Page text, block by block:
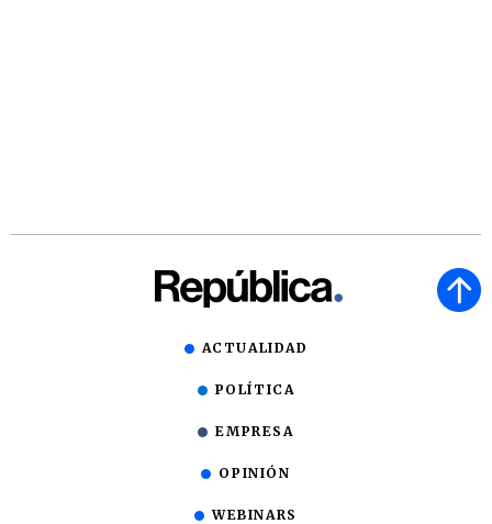
ACTUALIDAD
POLÍTICA
EMPRESA
OPINIÓN
WEBINARS